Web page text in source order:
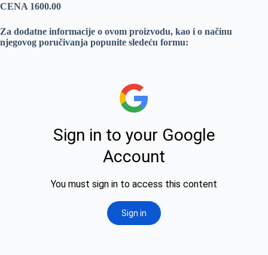
CENA 1600.00
Za dodatne informacije o ovom proizvodu, kao i o načinu
njegovog poručivanja popunite sledeću formu: